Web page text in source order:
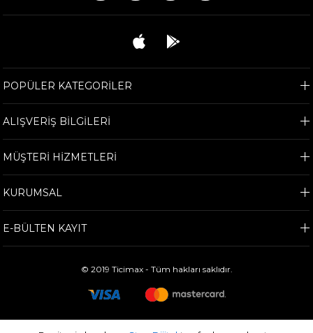
POPÜLER KATEGORİLER
ALIŞVERİŞ BİLGİLERİ
MÜŞTERİ HİZMETLERİ
KURUMSAL
E-BÜLTEN KAYIT
© 2019 Ticimax - Tüm hakları saklıdır.